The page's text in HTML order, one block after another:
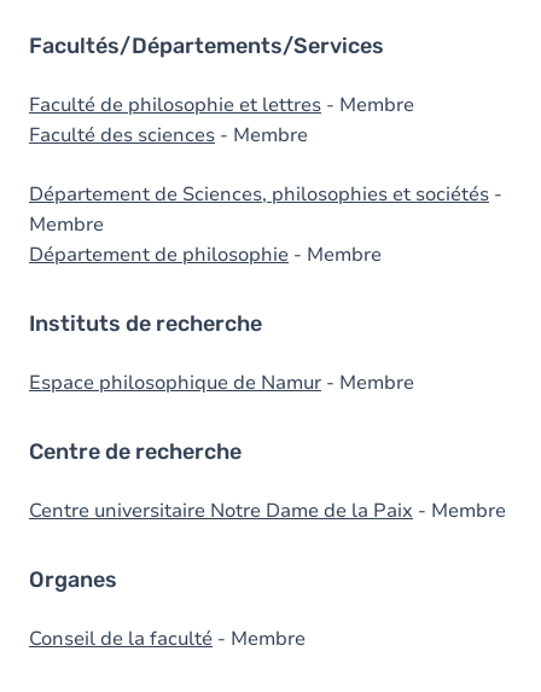
Facultés/Départements/Services
Faculté de philosophie et lettres - Membre
Faculté des sciences - Membre
Département de Sciences, philosophies et sociétés -
Membre
Département de philosophie - Membre
Instituts de recherche
Espace philosophique de Namur - Membre
Centre de recherche
Centre universitaire Notre Dame de la Paix - Membre
Organes
Conseil de la faculté - Membre